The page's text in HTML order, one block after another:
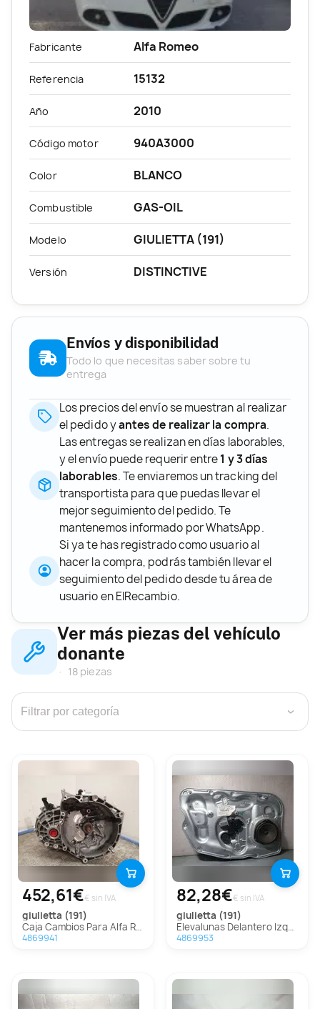
Fabricante Alfa Romeo
Referencia 15132
Año 2010
Código motor 940A3000
Color BLANCO
Combustible GAS-OIL
Modelo GIULIETTA (191)
Versión DISTINCTIVE
Envíos y disponibilidad
Todo lo que necesitas saber sobre tu
entrega
Los precios del envío se muestran al realizar
el pedido yantes de realizar la compra.
Las entregas se realizan en días laborables,
y el envío puede requerir entre1 y 3 días
laborables. Te enviaremos un tracking del
transportista para que puedas llevar el
mejor seguimiento del pedido. Te
mantenemos informado por WhatsApp.
Si ya te has registrado como usuario al
hacer la compra, podrás también llevar el
seguimiento del pedido desde tu área de
usuario en ElRecambio.
Ver más piezas del vehículo
donante
18 piezas
›
452,61€€ sin IVA
giulietta (191)
Caja Cambios Para Alfa Romeo Giulietta
4869941
82,28€€ sin IVA
giulietta (191)
Elevalunas Delantero Izquierdo Para Alfa Romeo Giulietta
4869953